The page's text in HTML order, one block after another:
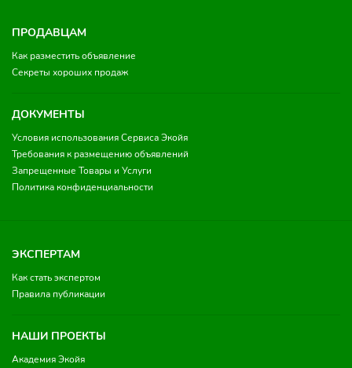
ПРОДАВЦАМ
Как разместить объявление
Секреты хороших продаж
ДОКУМЕНТЫ
Условия использования Сервиса Экойя
Требования к размещению объявлений
Запрещенные Товары и Услуги
Политика конфиденциальности
ЭКСПЕРТАМ
Как стать экспертом
Правила публикации
НАШИ ПРОЕКТЫ
Академия Экойя